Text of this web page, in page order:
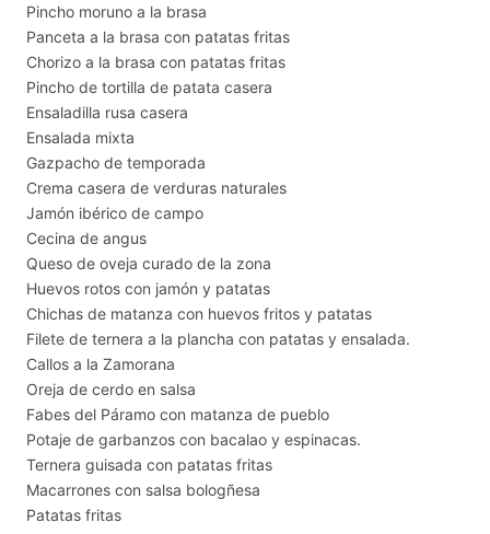
Pincho moruno a la brasa
Panceta a la brasa con patatas fritas
Chorizo a la brasa con patatas fritas
Pincho de tortilla de patata casera
Ensaladilla rusa casera
Ensalada mixta
Gazpacho de temporada
Crema casera de verduras naturales
Jamón ibérico de campo
Cecina de angus
Queso de oveja curado de la zona
Huevos rotos con jamón y patatas
Chichas de matanza con huevos fritos y patatas
Filete de ternera a la plancha con patatas y ensalada.
Callos a la Zamorana
Oreja de cerdo en salsa
Fabes del Páramo con matanza de pueblo
Potaje de garbanzos con bacalao y espinacas.
Ternera guisada con patatas fritas
Macarrones con salsa bologñesa
Patatas fritas